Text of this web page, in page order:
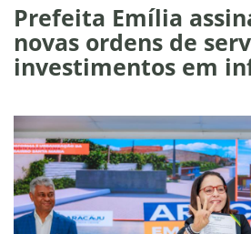
Prefeita Emília
novas ordens de
investimentos em